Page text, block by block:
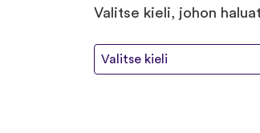
Valitse kieli, johon
Valitse kieli